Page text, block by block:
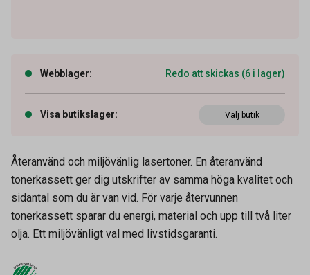
Webblager: Redo att skickas (6 i lager)
Visa butikslager: Välj butik
Återanvänd och miljövänlig lasertoner. En återanvänd
tonerkassett ger dig utskrifter av samma höga kvalitet och
sidantal som du är van vid. För varje återvunnen
tonerkassett sparar du energi, material och upp till två liter
olja. Ett miljövänligt val med livstidsgaranti.